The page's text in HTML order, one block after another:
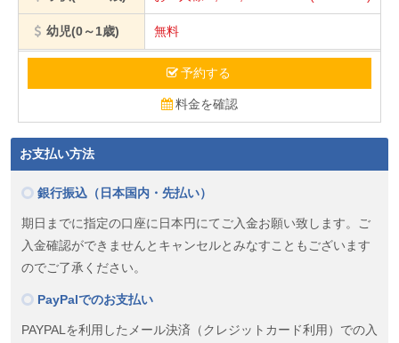
幼児(0～1歳) 無料
予約する
料金を確認
お支払い方法
銀行振込（日本国内・先払い）
期日までに指定の口座に日本円にてご入金お願い致します。ご
入金確認ができませんとキャンセルとみなすこともございます
のでご了承ください。
PayPalでのお支払い
PAYPALを利用したメール決済（クレジットカード利用）での入